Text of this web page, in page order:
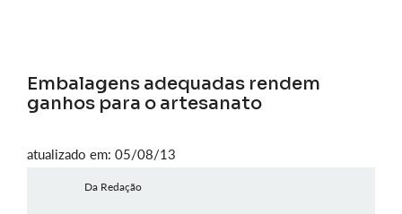
Embalagens adequadas rendem
ganhos para o artesanato
atualizado em: 05/08/13
Da Redação